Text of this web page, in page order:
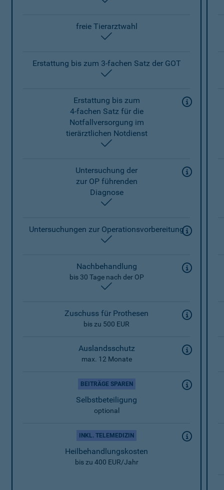
freie Tierarztwahl
Erstattung bis zum 3-fachen Satz der GOT
Erstattung bis zum
4-fachen Satz für die
Notfallversorgung im
tierärztlichen Notdienst
Untersuchung der
zur OP führenden
Diagnose
Untersuchungen zur Operationsvorbereitung
Nachbehandlung
bis 30 Tage nach der OP
Zuschuss für Prothesen
bis zu 500 EUR
Auslandsschutz
max. 12 Monate
BEITRÄGE SPAREN
Selbstbeteiligung
optional
INKL. TELEMEDIZIN
Heilbehandlungskosten
bis zu 400 EUR/Jahr